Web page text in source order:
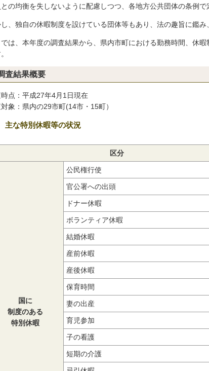
の均衡を失しないように配慮しつつ、各地方公共団体の条例で
、独自の休暇制度を設けている団体等もあり、法の趣旨に鑑み
は、本年度の調査結果から、県内市町における勤務時間、休
査結果概要
点：平成27年4月1日現在
象：県内の29市町(14市・15町）
な特別休暇等の状況
区分
国に
制度のある
特別休暇
公民権行使
官公署への出頭
ドナー休暇
ボランティア休暇
結婚休暇
産前休暇
産後休暇
保育時間
妻の出産
育児参加
子の看護
短期の介護